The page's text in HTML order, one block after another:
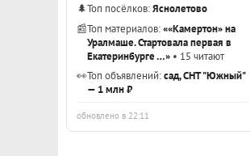
🌲Топ посёлков:Яснолетово
📰Топ материалов:««Камертон» на
Уралмаше. Стартовала первая в
Екатеринбурге …» • 15 читают
👀Топ объявлений:сад, СНТ "Южный"
— 1 млн ₽
обновлено в 22:11